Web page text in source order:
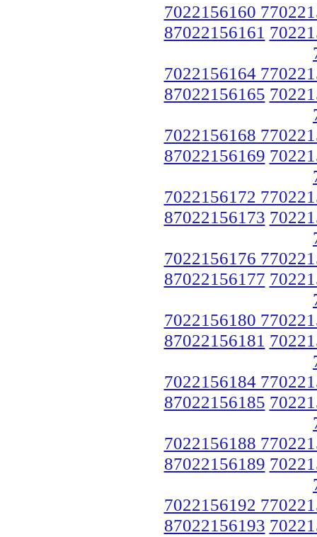
7022156160
87022156161
7022156164
87022156165
7022156168
87022156169
7022156172
87022156173
7022156176
87022156177
7022156180
87022156181
7022156184
87022156185
7022156188
87022156189
7022156192
87022156193